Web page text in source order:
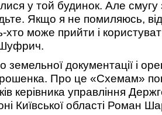
у той будинок. Але
Якщо я не помиляюсь,
хто може прийти і
документації і
Про це «Схемам»
керівника управління
Київської області Роман